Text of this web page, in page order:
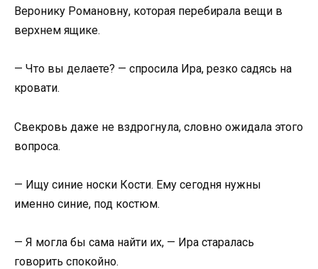
Веронику Романовну, которая перебирала вещи в
верхнем ящике.
— Что вы делаете? — спросила Ира, резко садясь на
кровати.
Свекровь даже не вздрогнула, словно ожидала этого
вопроса.
— Ищу синие носки Кости. Ему сегодня нужны
именно синие, под костюм.
— Я могла бы сама найти их, — Ира старалась
говорить спокойно.